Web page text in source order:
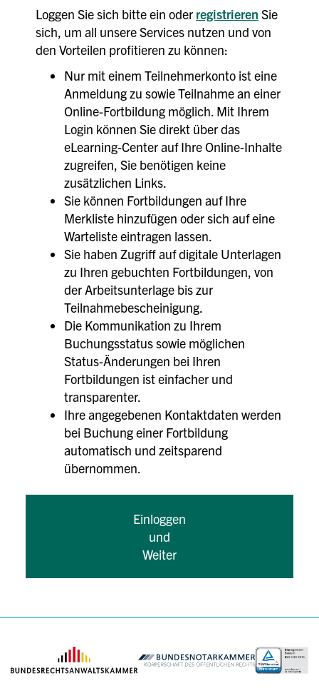
Loggen Sie sich bitte ein oder registrieren Sie
sich, um all unsere Services nutzen und von
den Vorteilen profitieren zu können:
Nur mit einem Teilnehmerkonto ist eine
Anmeldung zu sowie Teilnahme an einer
Online-Fortbildung möglich. Mit Ihrem
Login können Sie direkt über das
eLearning-Center auf Ihre Online-Inhalte
zugreifen, Sie benötigen keine
zusätzlichen Links.
Sie können Fortbildungen auf Ihre
Merkliste hinzufügen oder sich auf eine
Warteliste eintragen lassen.
Sie haben Zugriff auf digitale Unterlagen
zu Ihren gebuchten Fortbildungen, von
der Arbeitsunterlage bis zur
Teilnahmebescheinigung.
Die Kommunikation zu Ihrem
Buchungsstatus sowie möglichen
Status-Änderungen bei Ihren
Fortbildungen ist einfacher und
transparenter.
Ihre angegebenen Kontaktdaten werden
bei Buchung einer Fortbildung
automatisch und zeitsparend
übernommen.
Einloggen
und
Weiter